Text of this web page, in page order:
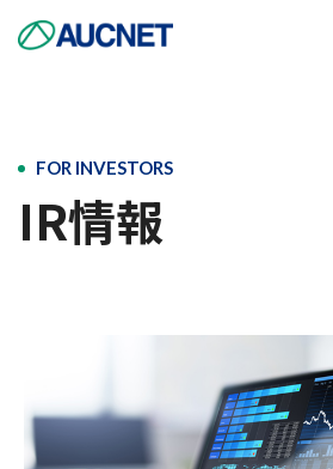
FOR INVESTORS
IR情報
事業
IR情報